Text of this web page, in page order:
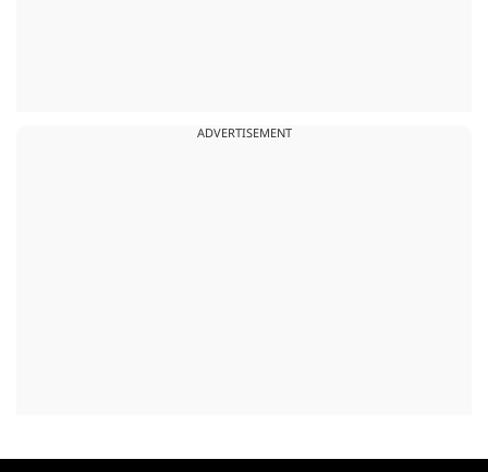
ADVERTISEMENT